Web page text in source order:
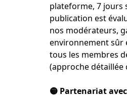
plateforme, 7 jours
publication est
nos modérateurs,
environnement sûr
tous les membres
(approche détaillée
🟡 Partenariat